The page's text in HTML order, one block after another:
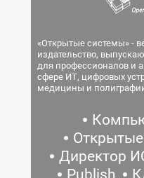
«Открытые системы» -
издательство,
для профессионалов и
сфере ИТ, цифровых
медицины и
Директор
Publish